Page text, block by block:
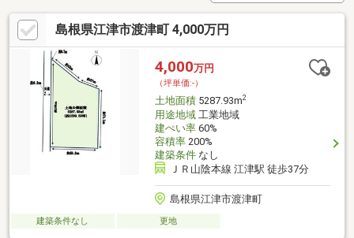
島根県江津市渡津町 4,000万円
4,000万円
（坪単価:-）
土地面積5287.93m2
用途地域工業地域
建ぺい率60%
容積率200%
建築条件なし
ＪＲ山陰本線 江津駅 徒歩37分
島根県江津市渡津町
建築条件なし 更地